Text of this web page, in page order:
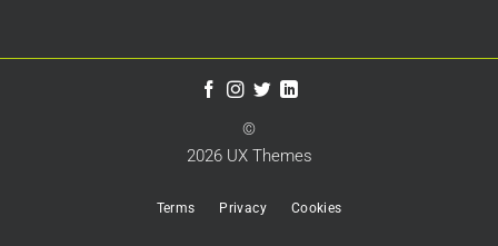
©
2026 UX Themes
Terms Privacy Cookies